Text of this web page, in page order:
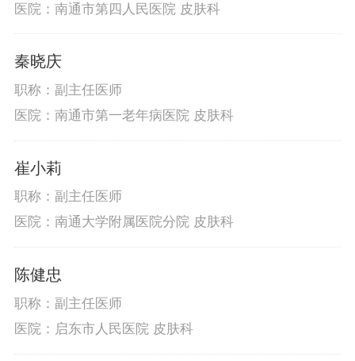
医院：南通市第四人民医院 皮肤科
秦晓庆
职称：副主任医师
医院：南通市第一老年病医院 皮肤科
崔小莉
职称：副主任医师
医院：南通大学附属医院分院 皮肤科
陈健忠
职称：副主任医师
医院：启东市人民医院 皮肤科